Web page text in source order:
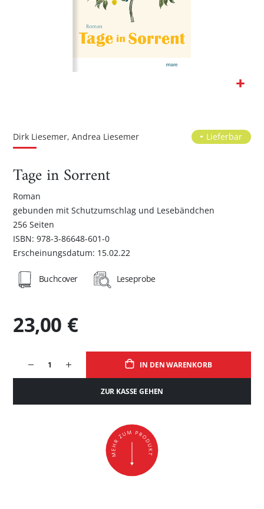
Bildgalerie
Dirk Liesemer, Andrea Liesemer Lieferbar
Tage in Sorrent
Roman
gebunden mit Schutzumschlag und Lesebändchen
256 Seiten
ISBN: 978-3-86648-601-0
Erscheinungsdatum: 15.02.22
IN DEN WARENKORB
ZUR KASSE GEHEN
23,00 €
Buchcover Leseprobe